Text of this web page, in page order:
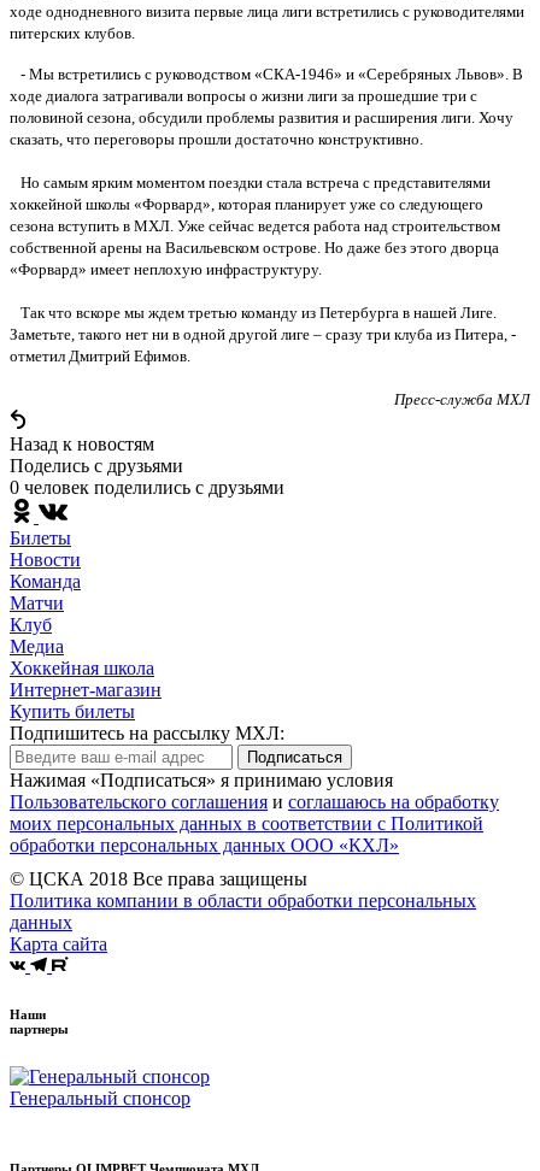
ходе однодневного визита первые лица лиги встретились с руководителями
питерских клубов.
- Мы встретились с руководством «СКА-1946» и «Серебряных Львов». В
ходе диалога затрагивали вопросы о жизни лиги за прошедшие три с
половиной сезона, обсудили проблемы развития и расширения лиги. Хочу
сказать, что переговоры прошли достаточно конструктивно.
Но самым ярким моментом поездки стала встреча с представителями
хоккейной школы «Форвард», которая планирует уже со следующего
сезона вступить в МХЛ. Уже сейчас ведется работа над строительством
собственной арены на Васильевском острове. Но даже без этого дворца
«Форвард» имеет неплохую инфраструктуру.
Так что вскоре мы ждем третью команду из Петербурга в нашей Лиге.
Заметьте, такого нет ни в одной другой лиге – сразу три клуба из Питера, -
отметил Дмитрий Ефимов.
Пресс-служба МХЛ
Назад к новостям
Поделись c друзьями
0 человек поделились c друзьями
Билеты
Новости
Команда
Матчи
Клуб
Медиа
Хоккейная школа
Интернет-магазин
Купить билеты
Подпишитесь на рассылку МХЛ:
Подписаться
Нажимая «Подписаться» я принимаю условия
Пользовательского соглашения и соглашаюсь на обработку
моих персональных данных в соответствии с Политикой
обработки персональных данных ООО «КХЛ»
© ЦСКА 2018 Все права защищены
Политика компании в области обработки персональных
данных
Карта сайта
Наши
партнеры
Генеральный спонсор
Партнеры OLIMPBET Чемпионата МХЛ